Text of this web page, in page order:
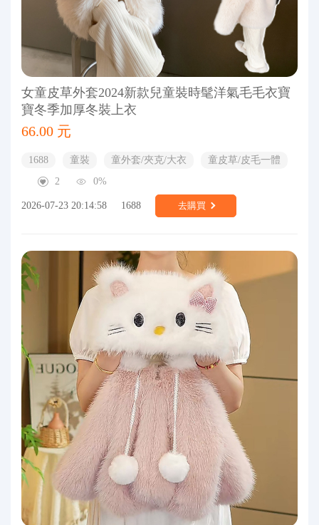
女童皮草外套2024新款兒童裝時髦洋氣毛毛衣寶
寶冬季加厚冬裝上衣
66.00 元
1688 童裝 童外套/夾克/大衣
童皮草/皮毛一體
2
0%
2026-07-23 20:14:58 1688 去購買